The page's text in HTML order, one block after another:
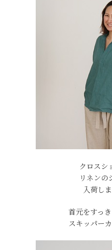
クロスシ
リネンの
入荷しま
首元をすっ
スキッパーカ